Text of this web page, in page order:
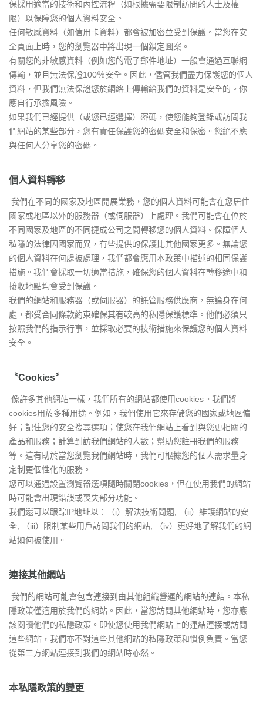
保採用適當的技術和內控流程（如根據需要限制訪問的人士及權
限）以保障您的個人資料安全。
任何敏感資料（如信用卡資料）都會被加密並受到保護。當您在安
全頁面上時，您的瀏覽器中將出現一個鎖定圖案。
有關您的非敏感資料（例如您的電子郵件地址）一般會通過互聯網
傳輸，並且無法保證100％安全。因此，儘管我們盡力保護您的個人
資料，但我們無法保證您於網絡上傳輸給我們的資料是安全的。你
應自行承擔風險。
如果我們已經提供（或您已經選擇）密碼，使您能夠登錄或訪問我
們網站的某些部分，您有責任保護您的密碼安全和保密。您絕不應
與任何人分享您的密碼。
個人資料轉移
我們在不同的國家及地區開展業務，您的個人資料可能會在您居住
國家或地區以外的服務器（或伺服器）上處理。我們可能會在位於
不同國家及地區的不同捷成公司之間轉移您的個人資料。保障個人
私隱的法律因國家而異，有些提供的保護比其他國家更多。無論您
的個人資料在何處被處理，我們都會應用本政策中描述的相同保護
措施。我們會採取一切適當措施，確保您的個人資料在轉移途中和
接收地點均會受到保護。
我們的網站和服務器（或伺服器）的託管服務供應商，無論身在何
處，都受合同條款約束確保其有較高的私隱保護標準。他們必須只
按照我們的指示行事，並採取必要的技術措施來保護您的個人資料
安全。
〝Cookies〞
像許多其他網站一樣，我們所有的網站都使用cookies。我們將
cookies用於多種用途。例如，我們使用它來存儲您的國家或地區偏
好；記住您的安全搜尋選項；使您在我們網站上看到與您更相關的
產品和服務；計算到訪我們網站的人數；幫助您註冊我們的服務
等。這有助於當您瀏覽我們網站時，我們可根據您的個人需求量身
定制更個性化的服務。
您可以通過設置瀏覽器選項隨時關閉cookies，但在使用我們的網站
時可能會出現錯誤或喪失部分功能。
我們還可以跟踪IP地址以：（i）解決技術問題; （ii）維護網站的安
全; （iii）限制某些用戶訪問我們的網站; （iv）更好地了解我們的網
站如何被使用。
連接其他網站
我們的網站可能會包含連接到由其他組織營運的網站的連結。本私
隱政策僅適用於我們的網站。因此，當您訪問其他網站時，您亦應
該閱讀他們的私隱政策。即使您使用我們網站上的連結連接或訪問
這些網站，我們亦不對這些其他網站的私隱政策和慣例負責。當您
從第三方網站連接到我們的網站時亦然。
本私隱政策的變更